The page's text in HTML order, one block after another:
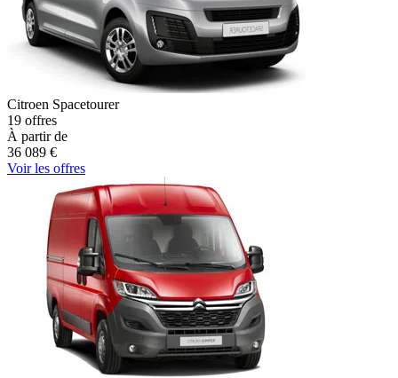
Citroen Spacetourer
19 offres
À partir de
36 089 €
Voir les offres